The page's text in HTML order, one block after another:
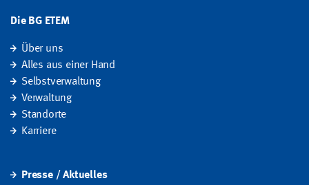
Die BG ETEM
Über uns
Alles aus einer Hand
Selbstverwaltung
Verwaltung
Standorte
Karriere
Presse / Aktuelles